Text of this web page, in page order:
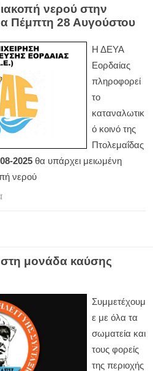
νερού στην
Πέμπτη 28 Αυγούστου
Η ΔΕΥΑ
Εορδαίας
πληροφορεί
το
καταναλωτικ
ό κοινό της
Πτολεμαΐδας
2025 θα υπάρχει μειωμένη
νερού
μονάδα καύσης
Συμμετέχουμ
ε με όλα τα
σωματεία και
τους φορείς
της περιοχής